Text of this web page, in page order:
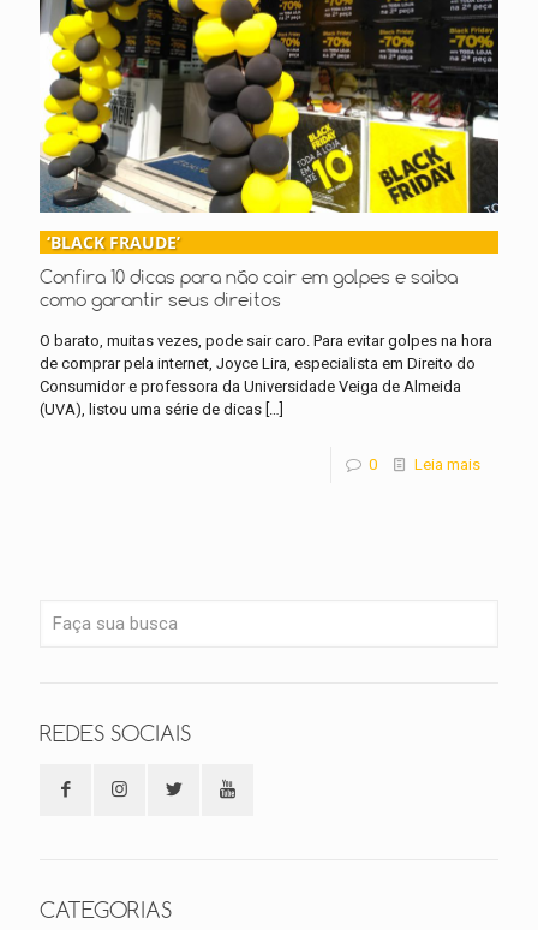
‘BLACK FRAUDE’
Confira 10 dicas para não cair em golpes e saiba
como garantir seus direitos
O barato, muitas vezes, pode sair caro. Para evitar golpes na hora
de comprar pela internet, Joyce Lira, especialista em Direito do
Consumidor e professora da Universidade Veiga de Almeida
(UVA), listou uma série de dicas […]
0 Leia mais
REDES SOCIAIS
CATEGORIAS